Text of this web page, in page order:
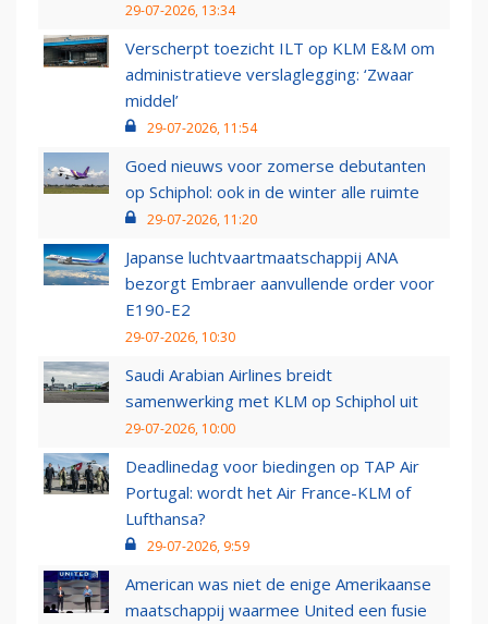
29-07-2026, 13:34
Verscherpt toezicht ILT op KLM E&M om
administratieve verslaglegging: ‘Zwaar
middel’
29-07-2026, 11:54
Goed nieuws voor zomerse debutanten
op Schiphol: ook in de winter alle ruimte
29-07-2026, 11:20
Japanse luchtvaartmaatschappij ANA
bezorgt Embraer aanvullende order voor
E190-E2
29-07-2026, 10:30
Saudi Arabian Airlines breidt
samenwerking met KLM op Schiphol uit
29-07-2026, 10:00
Deadlinedag voor biedingen op TAP Air
Portugal: wordt het Air France-KLM of
Lufthansa?
29-07-2026, 9:59
American was niet de enige Amerikaanse
maatschappij waarmee United een fusie